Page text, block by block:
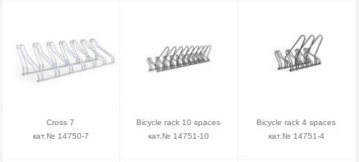
Cross 7
кат.№ 14750-7
Bicycle rack 10 spaces
кат.№ 14751-10
Bicycle rack 4 spaces
кат.№ 14751-4